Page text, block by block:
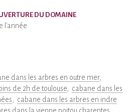
DU DOMAINE
l'année
dans les arbres en outre mer
de 2h de toulouse
cabane dans les
cabane dans les arbres en indre